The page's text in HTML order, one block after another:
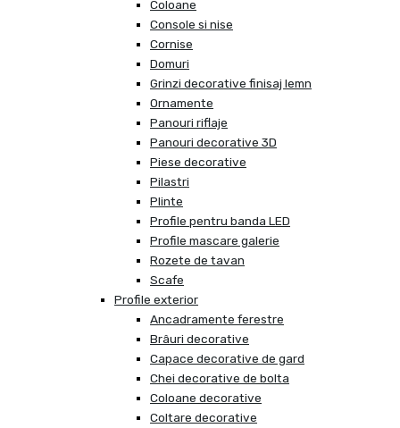
Coloane
Console si nise
Cornise
Domuri
Grinzi decorative finisaj lemn
Ornamente
Panouri riflaje
Panouri decorative 3D
Piese decorative
Pilastri
Plinte
Profile pentru banda LED
Profile mascare galerie
Rozete de tavan
Scafe
Profile exterior
Ancadramente ferestre
Brâuri decorative
Capace decorative de gard
Chei decorative de bolta
Coloane decorative
Coltare decorative